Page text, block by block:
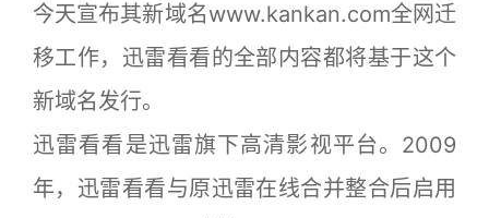
今天宣布其新域名www.kankan.com全网迁
移工作，迅雷看看的全部内容都将基于这个
新域名发行。
迅雷看看是迅雷旗下高清影视平台。2009
年，迅雷看看与原迅雷在线合并整合后启用